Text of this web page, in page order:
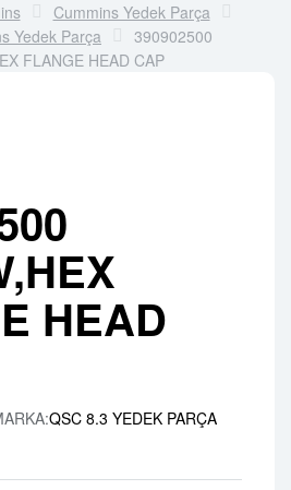
Cummins Yedek Parça
Yedek Parça
390902500
FLANGE HEAD CAP
HEAD
QSC 8.3 YEDEK PARÇA